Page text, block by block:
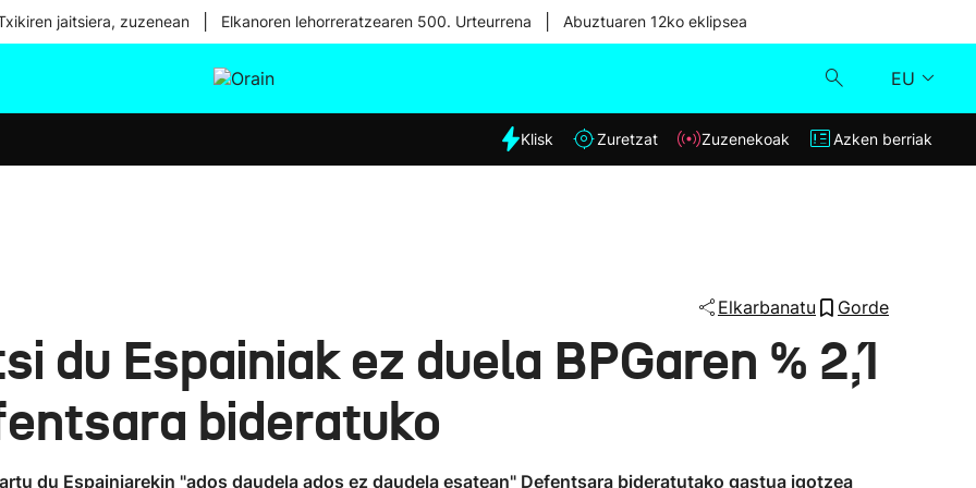
jaitsiera, zuzenean Elkanoren lehorreratzearen 500. Urteurrena Abuztuaren 12ko eklipsea
EU
Eguraldia
Klisk
Azken berriak
Klisk Zuretzat Zuzenekoak Azken berriak
Elkarbanatu Gorde
du Espainiak ez duela BPGaren % 2,1
bideratuko
du Espainiarekin "ados daudela ados ez daudela esatean" Defentsara bideratutako gastua igotzea